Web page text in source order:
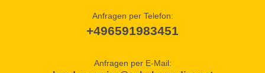
Anfragen per Telefon:
+496591983451
Anfragen per E-Mail: